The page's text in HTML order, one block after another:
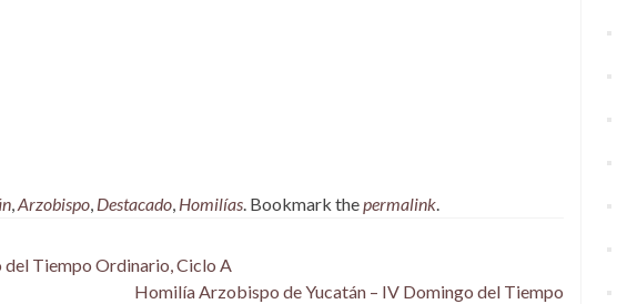
,Arzobispo, Destacado, Homilías. Bookmark thepermalink.
Tiempo Ordinario, Ciclo A
Homilía Arzobispo de Yucatán – IV Domingo del Tiempo